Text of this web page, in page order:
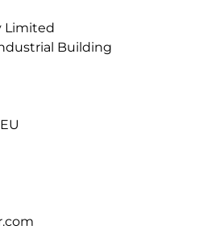
erforderlich.
Spannung gewährleistet
vom Typ AA/AAA
Limited
Building